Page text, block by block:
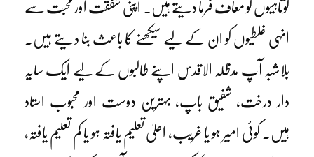
کوتاہیوں کو معاف فرما دیتے ہیں۔ اپنی شفقت اور محبت سے
انہی غلطیوں کو ان کے لیے سیکھنے کا باعث بنا دیتے ہیں۔
بلاشبہ آپ مدظلہ الاقدس اپنے طالبوں کے لیے ایک سایہ
دار درخت، شفیق باپ، بہترین دوست اور محبوب استاد
ہیں۔ کوئی امیر ہو یا غریب، اعلیٰ تعلیم یافتہ ہو یا کم تعلیم یافتہ،